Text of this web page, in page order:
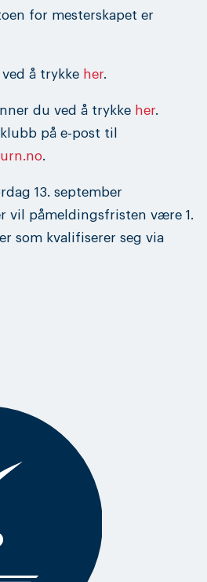
for mesterskapet er
å trykke her.
du ved å trykke her.
på e-post til
.
13. september
vil påmeldingsfristen være 1.
som kvalifiserer seg via